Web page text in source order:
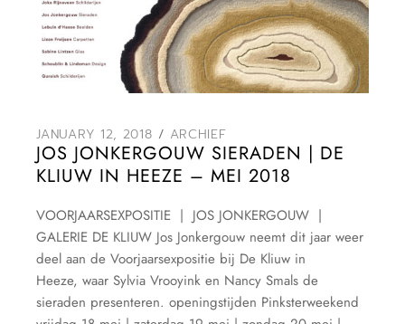
JANUARY 12, 2018 ARCHIEF
JOS JONKERGOUW SIERADEN | DE
KLIUW IN HEEZE – MEI 2018
VOORJAARSEXPOSITIE | JOS JONKERGOUW |
GALERIE DE KLIUW Jos Jonkergouw neemt dit jaar weer
deel aan de Voorjaarsexpositie bij De Kliuw in
Heeze, waar Sylvia Vrooyink en Nancy Smals de
sieraden presenteren. openingstijden Pinksterweekend